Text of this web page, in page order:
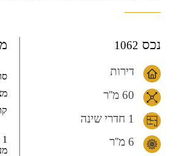
נכס 1062
דירות
60 מ''ר
1 חדרי שינה
6 מ''ר
1 מקלחת